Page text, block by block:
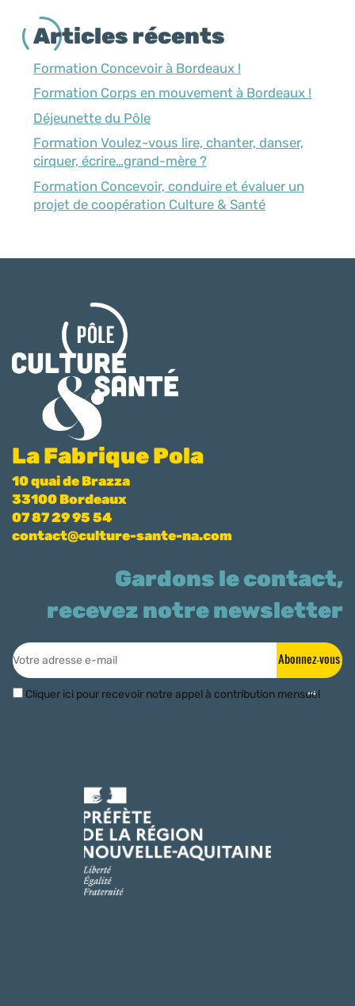
Articles récents
Formation Concevoir à Bordeaux !
Formation Corps en mouvement à Bordeaux !
Déjeunette du Pôle
Formation Voulez-vous lire, chanter, danser,
cirquer, écrire…grand-mère ?
Formation Concevoir, conduire et évaluer un
projet de coopération Culture & Santé
La Fabrique Pola
10 quai de Brazza
33100 Bordeaux
07 87 29 95 54
contact@culture-sante-na.com
Gardons le contact,
recevez notre newsletter
Abonnez-vous
Cliquer ici pour recevoir notre appel à contribution mensuel